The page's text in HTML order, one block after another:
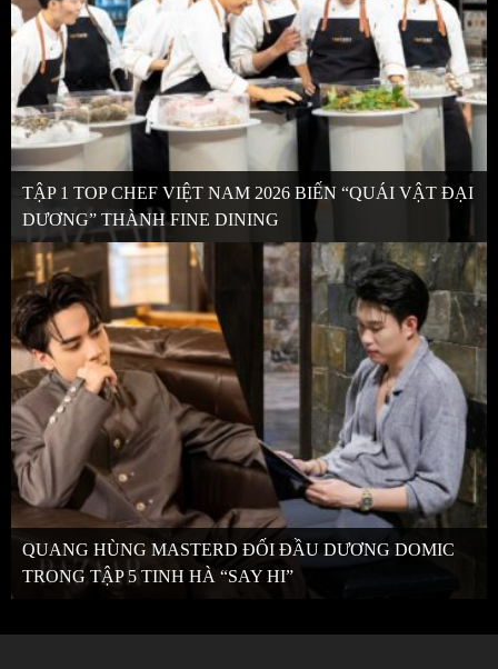
TẬP 1 TOP CHEF VIỆT NAM 2026 BIẾN “QUÁI VẬT ĐẠI
DƯƠNG” THÀNH FINE DINING
QUANG HÙNG MASTERD ĐỐI ĐẦU DƯƠNG DOMIC
TRONG TẬP 5 TINH HÀ “SAY HI”